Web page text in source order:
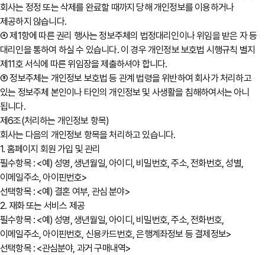
회사는 정정 또는 삭제를 완료할 때까지 당해 개인정보를 이용하거나
제공하지 않습니다.
④ 제1항에 따른 권리 행사는 정보주체의 법정대리인이나 위임을 받은 자 등
대리인을 통하여 하실 수 있습니다. 이 경우 개인정보 보호법 시행규칙 별지
제11호 서식에 따른 위임장을 제출하셔야 합니다.
⑤ 정보주체는 개인정보 보호법 등 관계 법령을 위반하여 회사가 처리하고
있는 정보주체 본인이나 타인의 개인정보 및 사생활을 침해하여서는 아니
됩니다.
제6조(처리하는 개인정보 항목)
회사는 다음의 개인정보 항목을 처리하고 있습니다.
1. 홈페이지 회원 가입 및 관리
필수항목 : <예) 성명, 생년월일, 아이디, 비밀번호, 주소, 전화번호, 성별,
이메일주소, 아이핀번호>
선택항목 : <예) 결혼 여부, 관심 분야>
2. 재화 또는 서비스 제공
필수항목 : <예) 성명, 생년월일, 아이디, 비밀번호, 주소, 전화번호,
이메일주소, 아이핀번호, 신용카드번호, 은행계좌정보 등 결제정보>
선택항목 : <관심분야, 과거 구매내역>